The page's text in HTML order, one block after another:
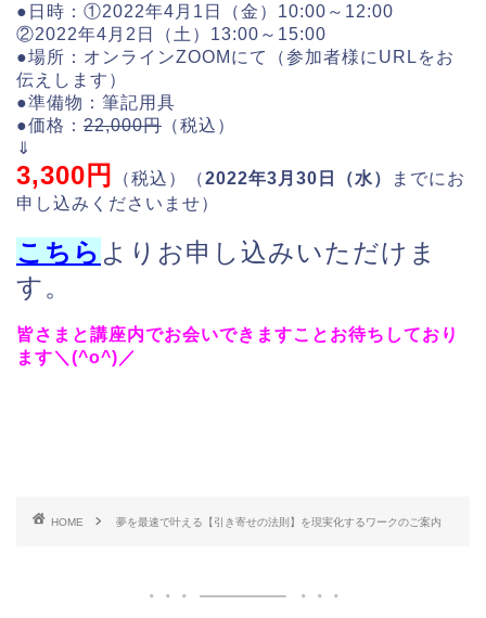
●日時：①2022年4月1日（金）10:00～12:00
②2022年4月2日（土）13:00～15:00
●場所：オンラインZOOMにて（参加者様にURLをお
伝えします）
●準備物：筆記用具
●価格： 22,000円 （税込）
⇓
3,300円 （税込）（2022年3月30日（水）
までにお
申し込みくださいませ）
こちら よりお申し込みいただけま
す。
皆さまと講座内でお会いできますことお待ちしており
ます＼(^o^)／
HOME 夢を最速で叶える【引き寄せの法則】を現実化するワークのご案内